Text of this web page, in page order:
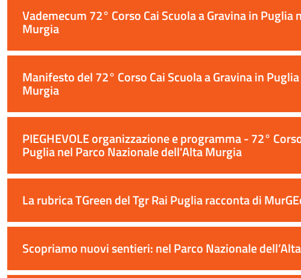
Vademecum 72° Corso Cai Scuola a Gravina in
Murgia
Manifesto del 72° Corso Cai Scuola a Gravina in
Murgia
PIEGHEVOLE organizzazione e programma - 72°
Puglia nel Parco Nazionale dell'Alta Murgia
La rubrica TGreen del Tgr Rai Puglia racconta di
Scopriamo nuovi sentieri: nel Parco Nazionale